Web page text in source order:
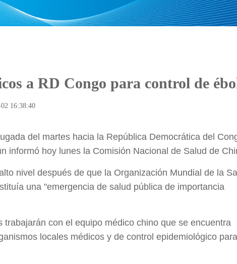
a RD Congo para control de
16:38:40
del martes hacia la República Democrática del
informó hoy lunes la Comisión Nacional de Salud de
nivel después de que la Organización Mundial de la
una "emergencia de salud pública de importancia
con el equipo médico chino que se encuentra
locales médicos y de control epidemiológico